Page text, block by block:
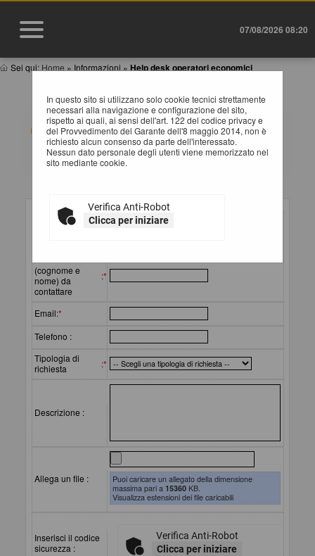
07/08/2026 08:20
Sei qui: Home » Informazioni » Help desk operatori economici
In questo sito si utilizzano solo cookie tecnici strettamente
necessari alla navigazione e configurazione del sito,
rispetto ai quali, ai sensi dell'art. 122 del codice privacy e
del Provvedimento del Garante dell'8 maggio 2014, non è
richiesto alcun consenso da parte dell'interessato.
Nessun dato personale degli utenti viene memorizzato nel
sito mediante cookie.
Verifica Anti-Robot
Clicca per iniziare
HELP DESK OPERATORE ECONOMICO
Compila il form indicando i tuoi riferimenti e il problema
riscontrato, eventualmente se necessario allegando
anche un file, e poi procedi all'invio della richiesta.
Ragione sociale
(cognome e
nome) da
contattare
:*
Email:*
Telefono :
Tipologia di
richiesta
:*
Descrizione :
Allega un file :
Puoi caricare un allegato della dimensione
massima pari a15360 KB.
Visualizza estensioni dei file caricabili
Inserisci il codice
sicurezza :
Verifica Anti-Robot
Clicca per iniziare